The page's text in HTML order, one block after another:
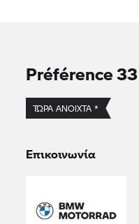
Préférence 33
ΤΏΡΑ ΑΝΟΙΧΤΆ *
Επικοινωνία